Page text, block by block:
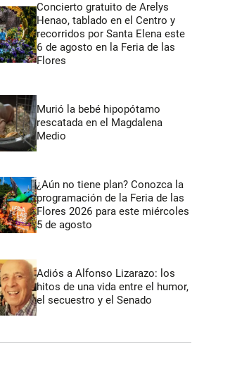
Concierto gratuito de Arelys
Henao, tablado en el Centro y
recorridos por Santa Elena este
6 de agosto en la Feria de las
Flores
Murió la bebé hipopótamo
rescatada en el Magdalena
Medio
¿Aún no tiene plan? Conozca la
programación de la Feria de las
Flores 2026 para este miércoles
5 de agosto
Adiós a Alfonso Lizarazo: los
hitos de una vida entre el humor,
el secuestro y el Senado